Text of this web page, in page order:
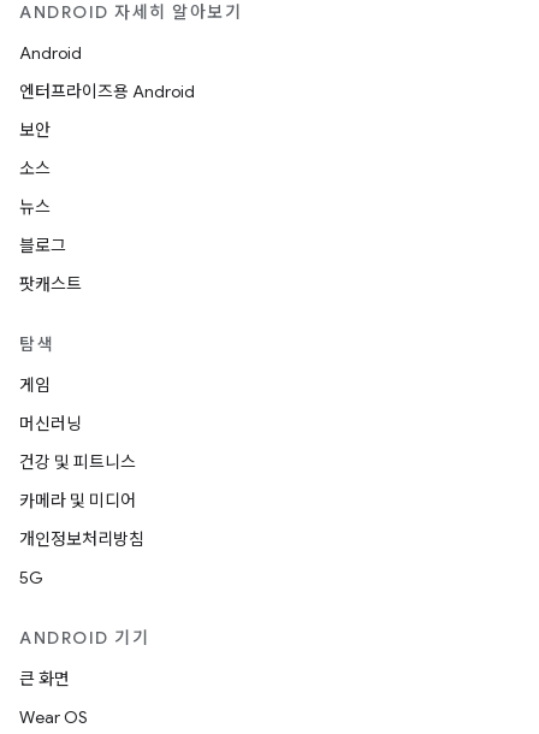
ANDROID 자세히 알아보기
Android
엔터프라이즈용 Android
보안
소스
뉴스
블로그
팟캐스트
탐색
게임
머신러닝
건강 및 피트니스
카메라 및 미디어
개인정보처리방침
5G
ANDROID 기기
큰 화면
Wear OS